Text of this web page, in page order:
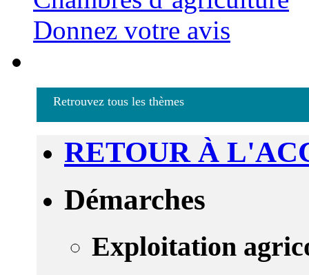
Donnez votre avis
Retrouvez tous les thèmes
RETOUR À
Démarches
Exploitation